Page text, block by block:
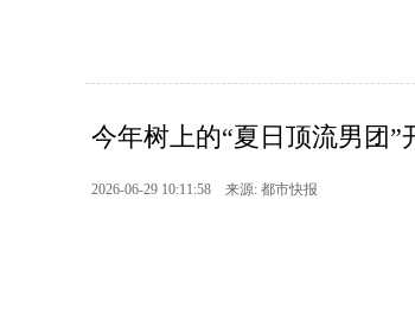
今年树上的“夏日顶流男团
2026-06-29 10:11:58 来源: 都市快报